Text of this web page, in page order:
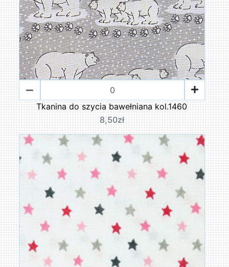
Tkanina do szycia bawełniana kol.1460
8,50zł